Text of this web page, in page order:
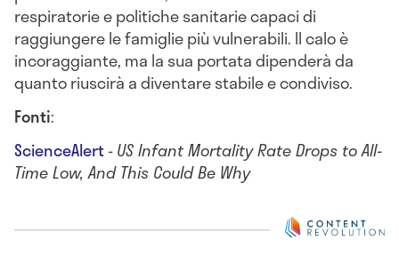
respiratorie e politiche sanitarie capaci di
raggiungere le famiglie più vulnerabili. Il calo è
incoraggiante, ma la sua portata dipenderà da
quanto riuscirà a diventare stabile e condiviso.
Fonti:
ScienceAlert-US Infant Mortality Rate Drops to All-
Time Low, And This Could Be Why